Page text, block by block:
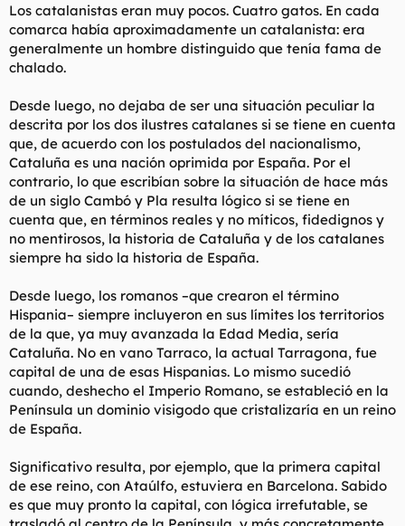
Los catalanistas eran muy pocos. Cuatro gatos. En cada
comarca había aproximadamente un catalanista: era
generalmente un hombre distinguido que tenía fama de
chalado.
Desde luego, no dejaba de ser una situación peculiar la
descrita por los dos ilustres catalanes si se tiene en cuenta
que, de acuerdo con los postulados del nacionalismo,
Cataluña es una nación oprimida por España. Por el
contrario, lo que escribían sobre la situación de hace más
de un siglo Cambó y Pla resulta lógico si se tiene en
cuenta que, en términos reales y no míticos, fidedignos y
no mentirosos, la historia de Cataluña y de los catalanes
siempre ha sido la historia de España.
Desde luego, los romanos –que crearon el término
Hispania– siempre incluyeron en sus límites los territorios
de la que, ya muy avanzada la Edad Media, sería
Cataluña. No en vano Tarraco, la actual Tarragona, fue
capital de una de esas Hispanias. Lo mismo sucedió
cuando, deshecho el Imperio Romano, se estableció en la
Península un dominio visigodo que cristalizaría en un reino
de España.
Significativo resulta, por ejemplo, que la primera capital
de ese reino, con Ataúlfo, estuviera en Barcelona. Sabido
es que muy pronto la capital, con lógica irrefutable, se